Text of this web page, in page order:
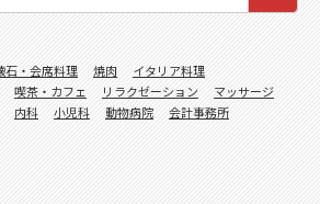
石・会席料理 焼肉
イタリア料理
喫茶・カフェ リラクゼーション
マッサージ
内科 小児科 動物病院
会計事務所